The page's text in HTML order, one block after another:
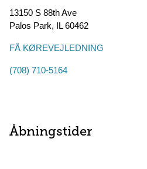
13150 S 88th Ave
Palos Park, IL60462
FÅ KØREVEJLEDNING
(708) 710-5164
Åbningstider